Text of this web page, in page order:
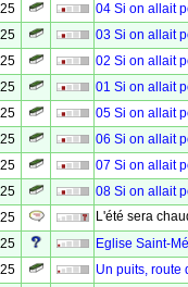
04 Si on allait
03 Si on allait
02 Si on allait
01 Si on allait
05 Si on allait
06 Si on allait
07 Si on allait
08 Si on allait
L'été sera
Eglise Saint-
Un puits, route